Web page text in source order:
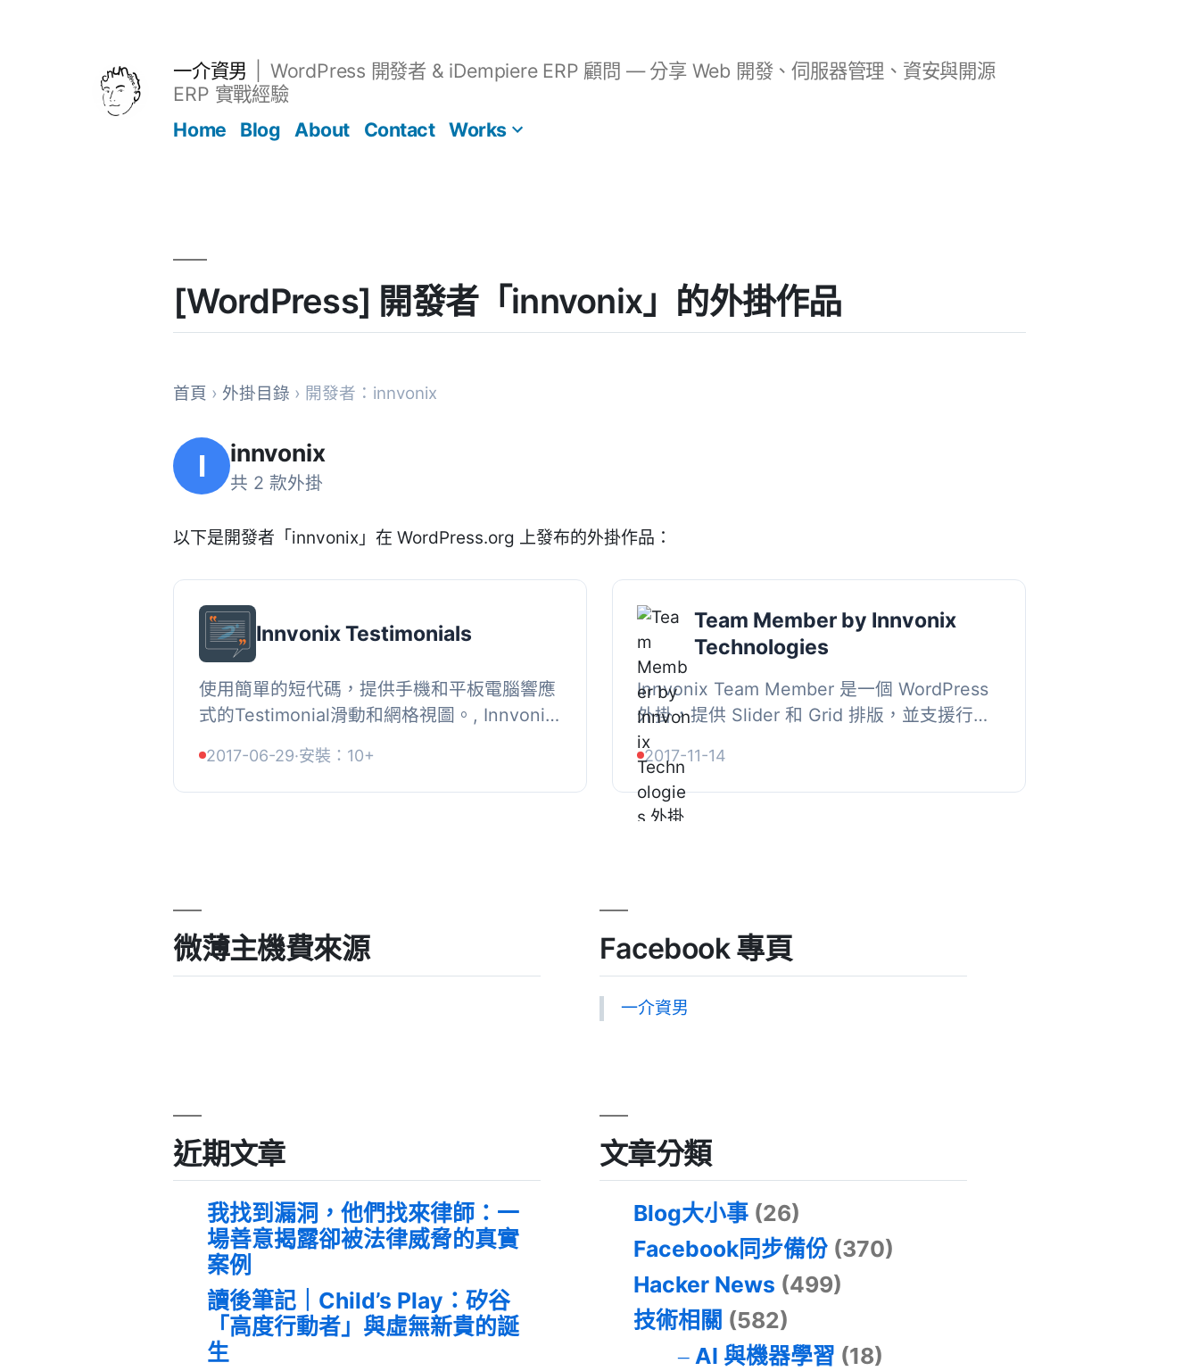
一介資男
WordPress 開發者 & iDempiere ERP 顧問 — 分享 Web 開發、伺服器管理、資安與開源
ERP 實戰經驗
Home
Blog About Contact Works
[WordPress] 開發者「innvonix」的外掛作品
首頁 › 外掛目錄 › 開發者：innvonix
I innvonix
共 2 款外掛
以下是開發者「innvonix」在 WordPress.org 上發布的外掛作品：
Innvonix Testimonials
使用簡單的短代碼，提供手機和平板電腦響應
式的Testimonial滑動和網格視圖。, Innvonix
簡單的短代碼設置帶有滑動和...
2017-06-29·安裝：10+
Team Member by Innvonix
Technologies
Innvonix Team Member 是一個 WordPress
外掛，提供 Slider 和 Grid 排版，並支援行動
裝置的 Overlay 特效，使用簡單的
Shortcodes 即可設定。現代化設計和更...
2017-11-14
微薄主機費來源 Facebook 專頁
一介資男
近期文章
我找到漏洞，他們找來律師：一
場善意揭露卻被法律威脅的真實
案例
讀後筆記｜Child’s Play：矽谷
「高度行動者」與虛無新貴的誕
生
文章分類
Blog大小事 (26)
Facebook同步備份 (370)
Hacker News (499)
技術相關 (582)
AI 與機器學習 (18)